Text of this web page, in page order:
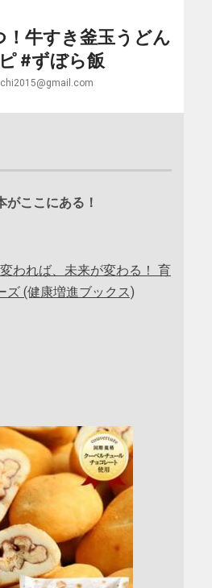
牛すき釜玉うどん
#ずぼら飯
がここにある！
われば、未来が変わる！ 育
ズ (健康増進ブックス)